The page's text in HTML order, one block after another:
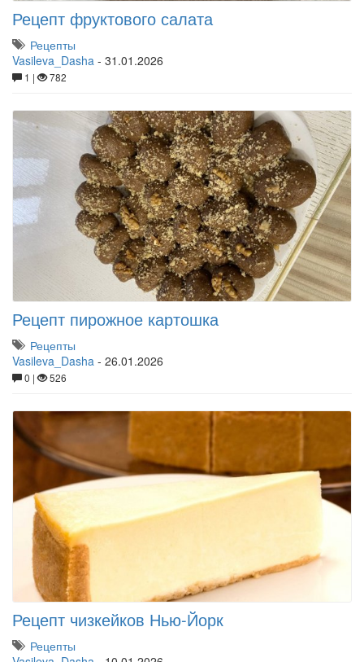
Рецепт фруктового салата
Рецепты
Vasileva_Dasha - 31.01.2026
1 | 782
Рецепт пирожное картошка
Рецепты
Vasileva_Dasha - 26.01.2026
0 | 526
Рецепт чизкейков Нью-Йорк
Рецепты